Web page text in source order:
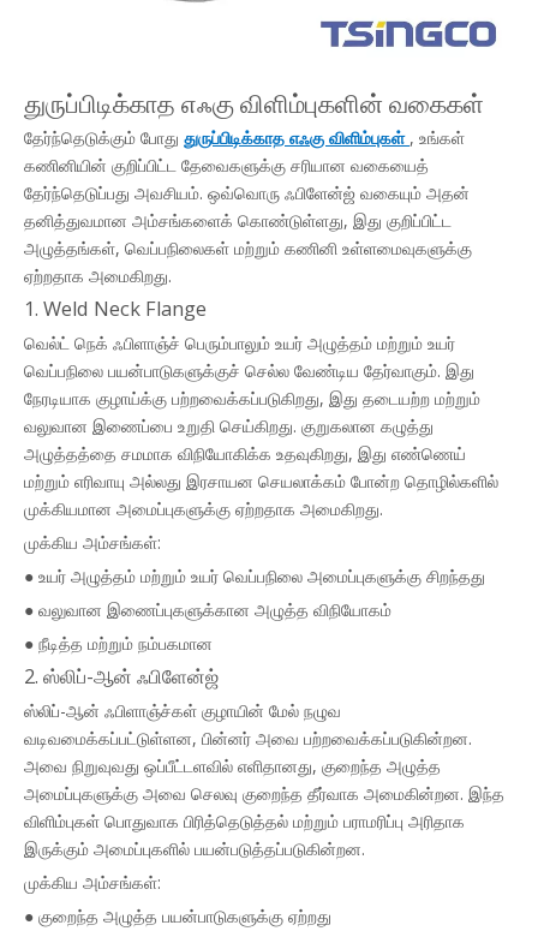
துருப்பிடிக்காத எஃகு விளிம்புகளின் வகைகள்
தேர்ந்தெடுக்கும் போது துருப்பிடிக்காத எஃகு விளிம்புகள் , உங்கள்
கணினியின் குறிப்பிட்ட தேவைகளுக்கு சரியான வகையைத்
தேர்ந்தெடுப்பது அவசியம். ஒவ்வொரு ஃபிளேன்ஜ் வகையும் அதன்
தனித்துவமான அம்சங்களைக் கொண்டுள்ளது, இது குறிப்பிட்ட
அழுத்தங்கள், வெப்பநிலைகள் மற்றும் கணினி உள்ளமைவுகளுக்கு
ஏற்றதாக அமைகிறது.
1. Weld Neck Flange
வெல்ட் நெக் ஃபிளாஞ்ச் பெரும்பாலும் உயர் அழுத்தம் மற்றும் உயர்
வெப்பநிலை பயன்பாடுகளுக்குச் செல்ல வேண்டிய தேர்வாகும். இது
நேரடியாக குழாய்க்கு பற்றவைக்கப்படுகிறது, இது தடையற்ற மற்றும்
வலுவான இணைப்பை உறுதி செய்கிறது. குறுகலான கழுத்து
அழுத்தத்தை சமமாக விநியோகிக்க உதவுகிறது, இது எண்ணெய்
மற்றும் எரிவாயு அல்லது இரசாயன செயலாக்கம் போன்ற தொழில்களில்
முக்கியமான அமைப்புகளுக்கு ஏற்றதாக அமைகிறது.
முக்கிய அம்சங்கள்:
● உயர் அழுத்தம் மற்றும் உயர் வெப்பநிலை அமைப்புகளுக்கு சிறந்தது
● வலுவான இணைப்புகளுக்கான அழுத்த விநியோகம்
● நீடித்த மற்றும் நம்பகமான
2. ஸ்லிப்-ஆன் ஃபிளேன்ஜ்
ஸ்லிப்-ஆன் ஃபிளாஞ்ச்கள் குழாயின் மேல் நழுவ
வடிவமைக்கப்பட்டுள்ளன, பின்னர் அவை பற்றவைக்கப்படுகின்றன.
அவை நிறுவுவது ஒப்பீட்டளவில் எளிதானது, குறைந்த அழுத்த
அமைப்புகளுக்கு அவை செலவு குறைந்த தீர்வாக அமைகின்றன. இந்த
விளிம்புகள் பொதுவாக பிரித்தெடுத்தல் மற்றும் பராமரிப்பு அரிதாக
இருக்கும் அமைப்புகளில் பயன்படுத்தப்படுகின்றன.
முக்கிய அம்சங்கள்:
● குறைந்த அழுத்த பயன்பாடுகளுக்கு ஏற்றது